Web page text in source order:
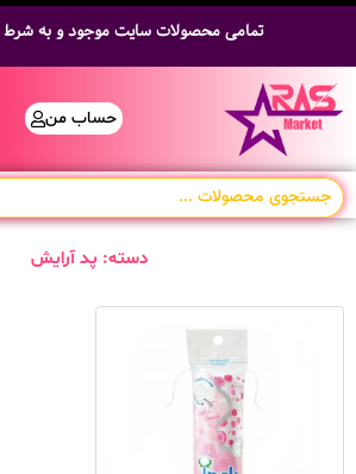
تمامی محصولات سایت موجود و به شرط
حساب من
دسته: پد آرایش